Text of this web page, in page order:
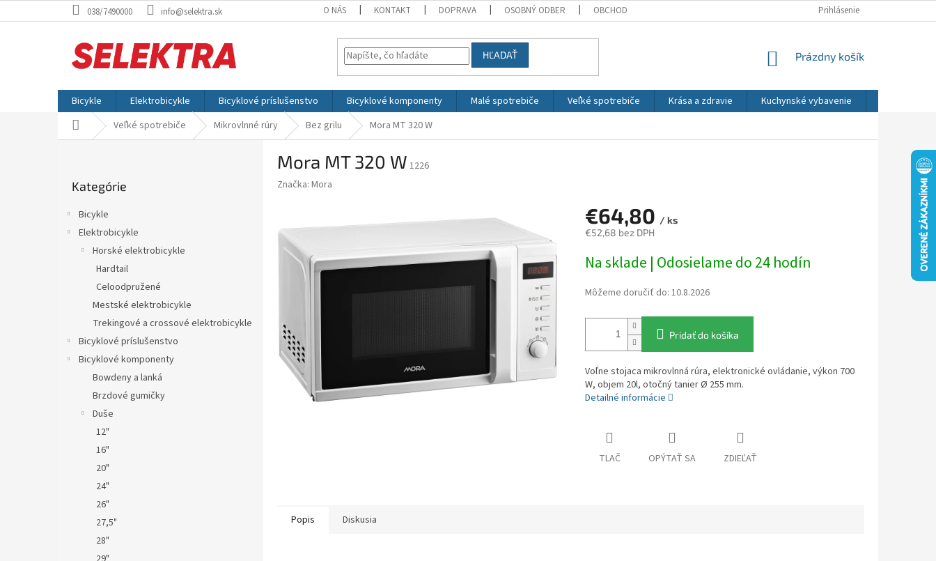
na
038/7490000 info@selektra.sk O NÁS KONTAKT DOPRAVA OSOBNÝ ODBER OBCHODNÉ PODMIENKY OCHRANA OSOBNÝCH ÚDAJOV REKLAMÁCIE
Prihlásenie
HĽADAŤ
NÁKUPNÝ
Prázdny košík
Bicykle Elektrobicykle Bicyklové príslušenstvo Bicyklové komponenty Malé spotrebiče Veľké spotrebiče Krása a zdravie Kuchynské vybavenie
DomovVeľké spotrebiče Mikrovlnné rúry Bez grilu Mora MT 320 W
kategórie
Kategórie
Bicykle
Elektrobicykle
Horské elektrobicykle
Hardtail
Celoodpružené
Mestské elektrobicykle
Trekingové a crossové elektrobicykle
Bicyklové príslušenstvo
Bicyklové komponenty
Bowdeny a lanká
Brzdové gumičky
Duše
12"
16"
20"
24"
26"
27,5"
28"
Mora MT 320 W 1226
Značka: Mora
€64,80 / ks
€52,68 bez DPH
cena:
Na sklade | Odosielame do 24 hodín
Môžeme doručiť do: 10.8.2026
Pridať do košíka
Voľne stojaca mikrovlnná rúra, elektronické ovládanie, výkon 700
W, objem 20l, otočný tanier Ø 255 mm.
Detailné informácie
TLAČ OPÝTAŤ SA ZDIEĽAŤ
Popis Diskusia